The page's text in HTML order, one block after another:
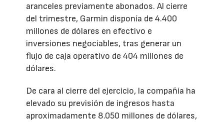
aranceles previamente abonados. Al cierre
del trimestre, Garmin disponía de 4.400
millones de dólares en efectivo e
inversiones negociables, tras generar un
flujo de caja operativo de 404 millones de
dólares.
De cara al cierre del ejercicio, la compañía ha
elevado su previsión de ingresos hasta
aproximadamente 8.050 millones de dólares,